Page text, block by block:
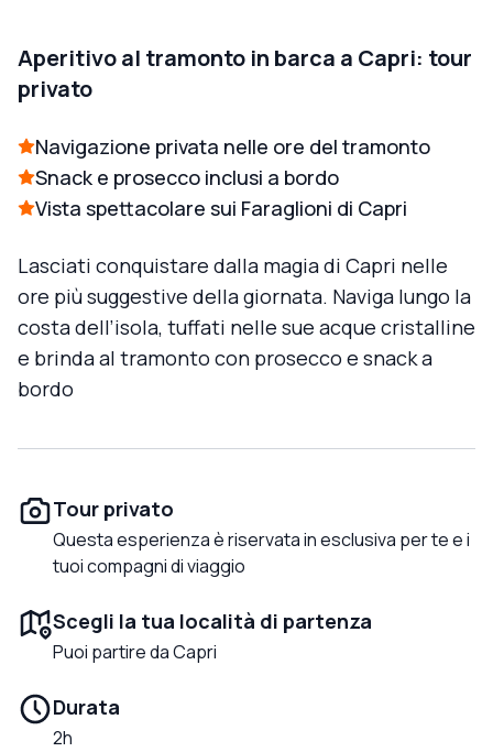
Aperitivo al tramonto in barca a Capri: tour
privato
Navigazione privata nelle ore del tramonto
Snack e prosecco inclusi a bordo
Vista spettacolare sui Faraglioni di Capri
Lasciati conquistare dalla magia di Capri nelle
ore più suggestive della giornata. Naviga lungo la
costa dell’isola, tuffati nelle sue acque cristalline
e brinda al tramonto con prosecco e snack a
bordo
Tour privato
Questa esperienza è riservata in esclusiva per te e i
tuoi compagni di viaggio
Scegli la tua località di partenza
Puoi partire da Capri
Durata
2h